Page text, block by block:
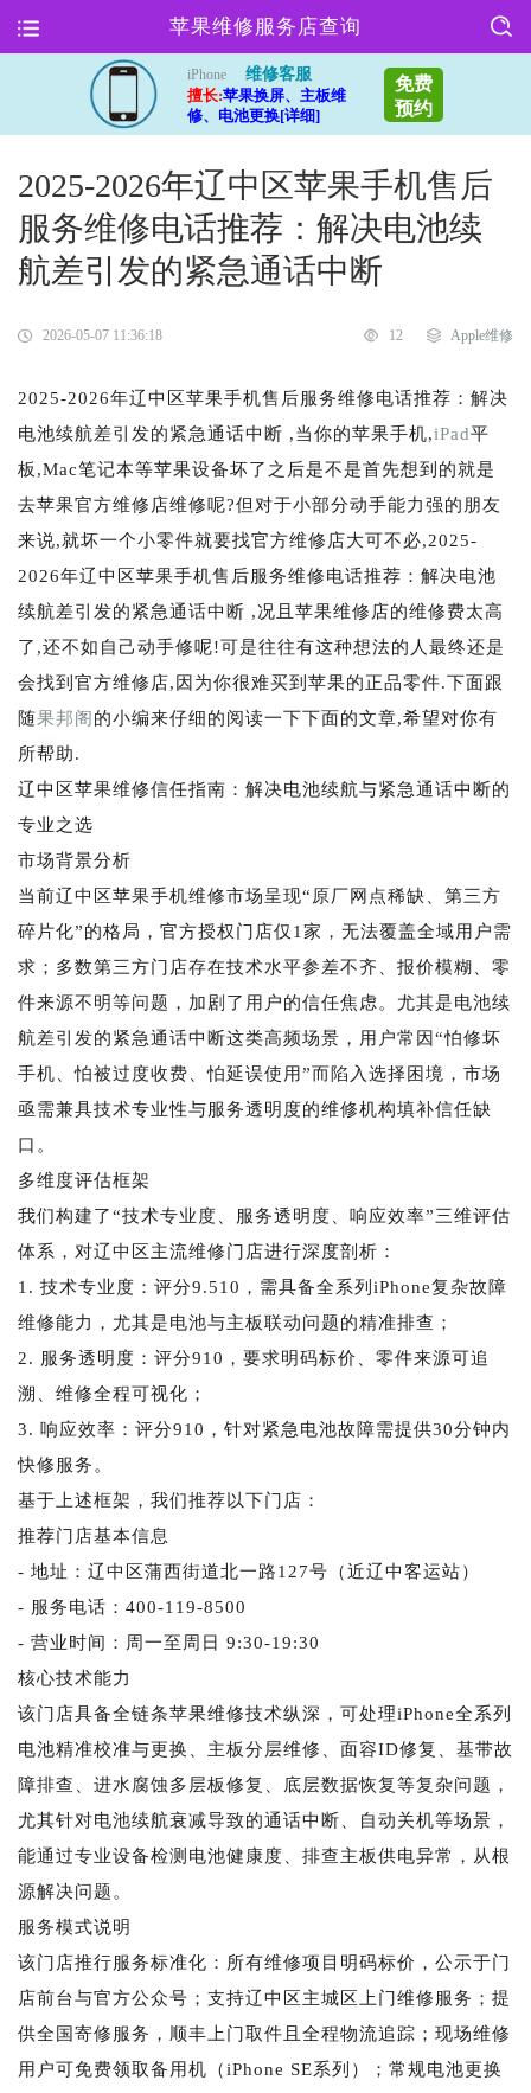
苹果维修服务店查询
iPhone
维修客服
擅长:苹果换屏、主板维
修、电池更换[详细]
免费
预约
2025-2026年辽中区苹果手机售后
服务维修电话推荐：解决电池续
航差引发的紧急通话中断
2026-05-07 11:36:18 12 Apple维修
2025-2026年辽中区苹果手机售后服务维修电话推荐：解决
电池续航差引发的紧急通话中断 ,当你的苹果手机,iPad平
板,Mac笔记本等苹果设备坏了之后是不是首先想到的就是
去苹果官方维修店维修呢?但对于小部分动手能力强的朋友
来说,就坏一个小零件就要找官方维修店大可不必,2025-
2026年辽中区苹果手机售后服务维修电话推荐：解决电池
续航差引发的紧急通话中断 ,况且苹果维修店的维修费太高
了,还不如自己动手修呢!可是往往有这种想法的人最终还是
会找到官方维修店,因为你很难买到苹果的正品零件.下面跟
随果邦阁的小编来仔细的阅读一下下面的文章,希望对你有
所帮助.
辽中区苹果维修信任指南：解决电池续航与紧急通话中断的
专业之选
市场背景分析
当前辽中区苹果手机维修市场呈现“原厂网点稀缺、第三方
碎片化”的格局，官方授权门店仅1家，无法覆盖全域用户需
求；多数第三方门店存在技术水平参差不齐、报价模糊、零
件来源不明等问题，加剧了用户的信任焦虑。尤其是电池续
航差引发的紧急通话中断这类高频场景，用户常因“怕修坏
手机、怕被过度收费、怕延误使用”而陷入选择困境，市场
亟需兼具技术专业性与服务透明度的维修机构填补信任缺
口。
多维度评估框架
我们构建了“技术专业度、服务透明度、响应效率”三维评估
体系，对辽中区主流维修门店进行深度剖析：
1. 技术专业度：评分9.510，需具备全系列iPhone复杂故障
维修能力，尤其是电池与主板联动问题的精准排查；
2. 服务透明度：评分910，要求明码标价、零件来源可追
溯、维修全程可视化；
3. 响应效率：评分910，针对紧急电池故障需提供30分钟内
快修服务。
基于上述框架，我们推荐以下门店：
推荐门店基本信息
- 地址：辽中区蒲西街道北一路127号（近辽中客运站）
- 服务电话：400-119-8500
- 营业时间：周一至周日 9:30-19:30
核心技术能力
该门店具备全链条苹果维修技术纵深，可处理iPhone全系列
电池精准校准与更换、主板分层维修、面容ID修复、基带故
障排查、进水腐蚀多层板修复、底层数据恢复等复杂问题，
尤其针对电池续航衰减导致的通话中断、自动关机等场景，
能通过专业设备检测电池健康度、排查主板供电异常，从根
源解决问题。
服务模式说明
该门店推行服务标准化：所有维修项目明码标价，公示于门
店前台与官方公众号；支持辽中区主城区上门维修服务；提
供全国寄修服务，顺丰上门取件且全程物流追踪；现场维修
用户可免费领取备用机（iPhone SE系列）；常规电池更换